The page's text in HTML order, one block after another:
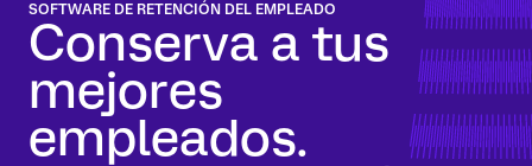
SOFTWARE DE RETENCIÓN DEL EMPLEADO
Conserva a tus
mejores
empleados.